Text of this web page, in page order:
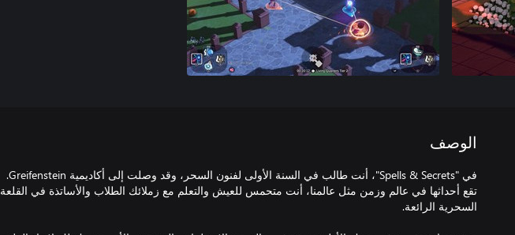
الوصف
في "Spells & Secrets"، أنت طالب في السنة الأولى لفنون السحر، وقد وصلت إلى أكاديمية Greifenstein.
تقع أحداثها في عالم وزمن مثل عالمنا، أنت متحمس للعيش والتعلم مع زملائك الطلاب والأساتذة في القلعة